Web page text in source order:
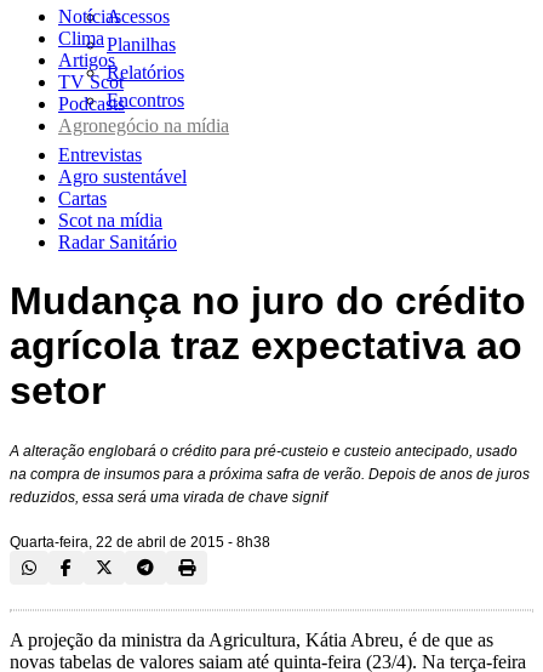
Acessos
Planilhas
Relatórios
Encontros
Notícias
Clima
Artigos
TV Scot
Podcasts
Agronegócio na mídia
Entrevistas
Agro sustentável
Cartas
Scot na mídia
Radar Sanitário
Mudança no juro do crédito
agrícola traz expectativa ao
setor
A alteração englobará o crédito para pré-custeio e custeio antecipado, usado
na compra de insumos para a próxima safra de verão. Depois de anos de juros
reduzidos, essa será uma virada de chave signif
Quarta-feira, 22 de abril de 2015 - 8h38
A projeção da ministra da Agricultura, Kátia Abreu, é de que as
novas tabelas de valores saiam até quinta-feira (23/4). Na terça-feira